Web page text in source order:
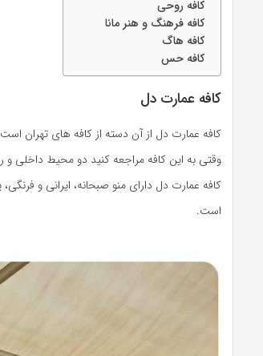
کافه روحی
کافه فرهنگ و هنر مانا
کافه هاگ
کافه حس
کافه عمارت دل
کافه عمارت دل از آن دسته از کافه های تهران
وقتی به این کافه مراجعه کنید دو محیط داخلی و
کافه عمارت دل دارای منو صبحانه، ایرانی و
است.